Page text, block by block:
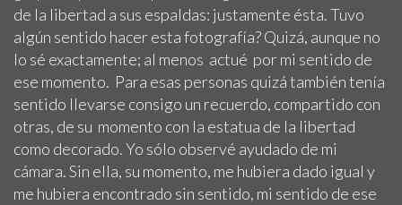
de la libertad a sus espaldas: justamente ésta. Tuvo
algún sentido hacer esta fotografía? Quizá, aunque no
lo sé exactamente; al menos actué por mi sentido de
ese momento. Para esas personas quizá también tenía
sentido llevarse consigo un recuerdo, compartido con
otras, de su momento con la estatua de la libertad
como decorado. Yo sólo observé ayudado de mi
cámara. Sin ella, su momento, me hubiera dado igual y
me hubiera encontrado sin sentido, mi sentido de ese